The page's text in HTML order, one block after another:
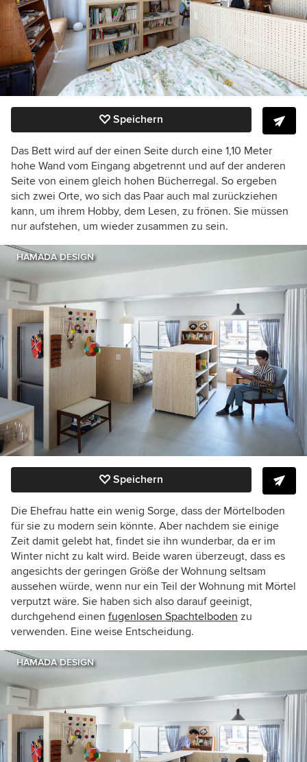
Speichern
Das Bett wird auf der einen Seite durch eine 1,10 Meter
hohe Wand vom Eingang abgetrennt und auf der anderen
Seite von einem gleich hohen Bücherregal. So ergeben
sich zwei Orte, wo sich das Paar auch mal zurückziehen
kann, um ihrem Hobby, dem Lesen, zu frönen. Sie müssen
nur aufstehen, um wieder zusammen zu sein.
HAMADA DESIGN
Speichern
Die Ehefrau hatte ein wenig Sorge, dass der Mörtelboden
für sie zu modern sein könnte. Aber nachdem sie einige
Zeit damit gelebt hat, findet sie ihn wunderbar, da er im
Winter nicht zu kalt wird. Beide waren überzeugt, dass es
angesichts der geringen Größe der Wohnung seltsam
aussehen würde, wenn nur ein Teil der Wohnung mit Mörtel
verputzt wäre. Sie haben sich also darauf geeinigt,
durchgehend einen fugenlosen Spachtelboden zu
verwenden. Eine weise Entscheidung.
HAMADA DESIGN